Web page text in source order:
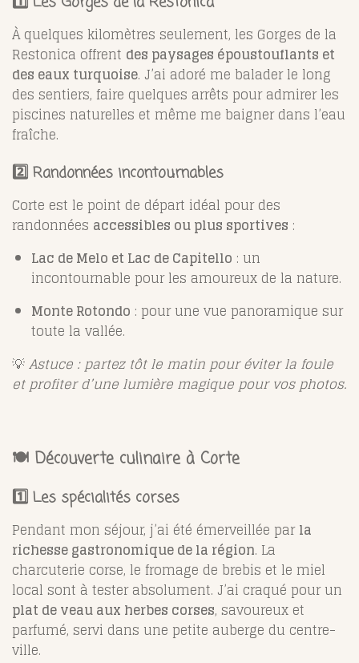
À quelques kilomètres seulement, les Gorges de la
Restonica offrent des paysages époustouflants et
des eaux turquoise. J’ai adoré me balader le long
des sentiers, faire quelques arrêts pour admirer les
piscines naturelles et même me baigner dans l’eau
fraîche.
2️⃣ Randonnées incontournables
Corte est le point de départ idéal pour des
randonnées accessibles ou plus sportives :
Lac de Melo et Lac de Capitello : un
incontournable pour les amoureux de la nature.
Monte Rotondo : pour une vue panoramique sur
toute la vallée.
💡Astuce : partez tôt le matin pour éviter la foule
et profiter d’une lumière magique pour vos photos.
🍽️ Découverte culinaire à Corte
1️⃣ Les spécialités corses
Pendant mon séjour, j’ai été émerveillée parla
richesse gastronomique de la région. La
charcuterie corse, le fromage de brebis et le miel
local sont à tester absolument. J’ai craqué pour un
plat de veau aux herbes corses, savoureux et
parfumé, servi dans une petite auberge du centre-
ville.